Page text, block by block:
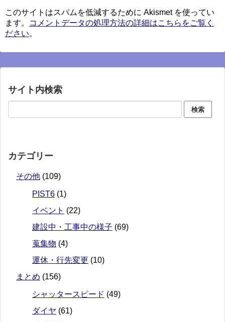
このサイトはスパムを低減するために Akismet を使ってい
ます。
コメントデータの処理方法の詳細はこちらをご覧く
ださい。
サイト内検索
カテゴリー
その他 (109)
PIST6 (1)
イベント (22)
建設中・工事中の様子 (69)
蒐集物 (4)
運休・行先変更 (10)
まとめ (156)
シャッタースピード (49)
ダイヤ (61)